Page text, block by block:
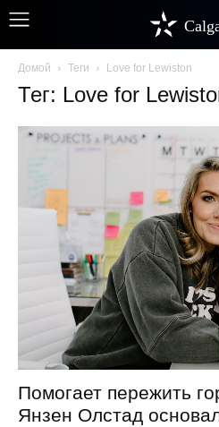
Домой Теги Love for Lewiston
Тег: Love for
Помогает пережить
Янзен Олстад